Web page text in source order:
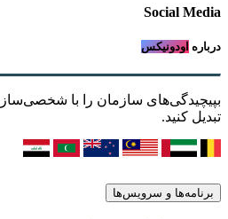
Social Media
درباره اودونیکس
بپیچیدگی‌های سازمان را با
تبدیل کنید.
برنامه‌ها و سرویس‌ها